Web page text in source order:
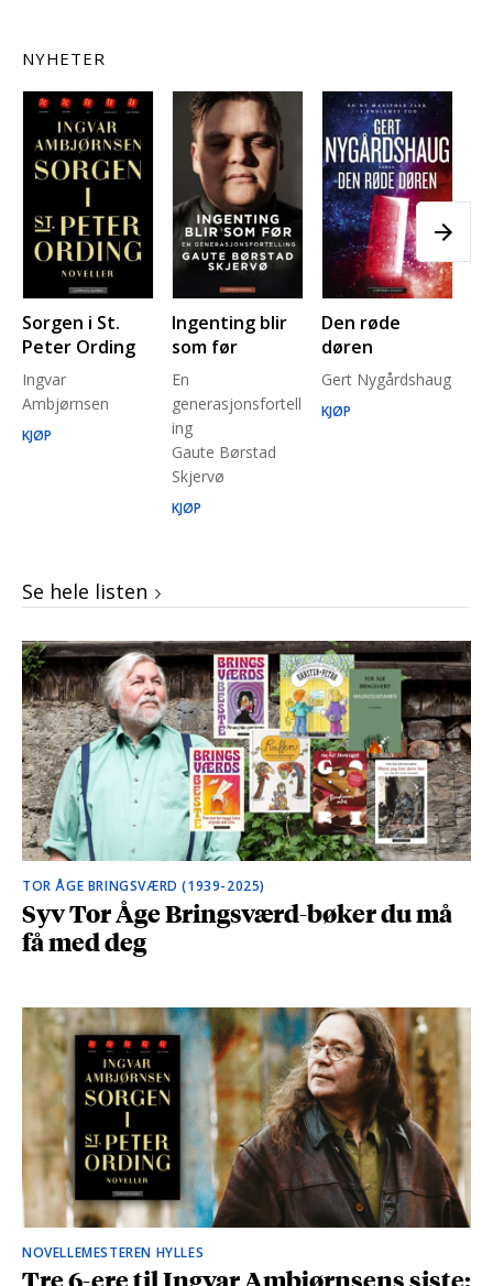
NYHETER
Sorgen i St.
Peter Ording
Ingvar
Ambjørnsen
KJØP
Ingenting blir
som før
En
generasjonsfortell
ing
Gaute Børstad
Skjervø
KJØP
Den røde
døren
Gert Nygårdshaug
KJØP
Se hele listen
TOR ÅGE BRINGSVÆRD (1939-2025)
Syv Tor Åge Bringsværd-bøker du må
få med deg
NOVELLEMESTEREN HYLLES
Tre 6-ere til Ingvar Ambjørnsens siste: